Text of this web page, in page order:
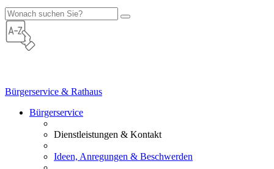
Bürgerservice & Rathaus
Bürgerservice
Dienstleistungen & Kontakt
Ideen, Anregungen & Beschwerden